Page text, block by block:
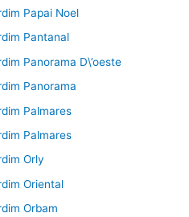
Papai Noel
Pantanal
Panorama D\’oeste
Panorama
Palmares
Palmares
Orly
Oriental
Orbam